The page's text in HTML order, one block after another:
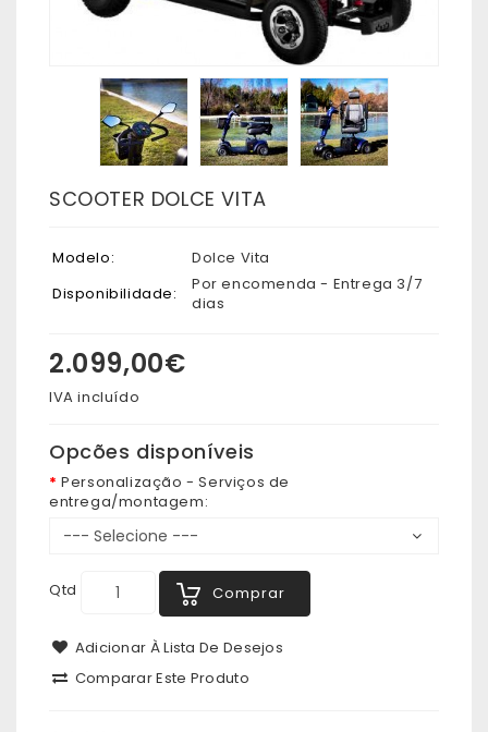
SCOOTER DOLCE VITA
Modelo:
Dolce Vita
Disponibilidade:
Por encomenda - Entrega 3/7
dias
2.099,00€
IVA incluído
Opcões disponíveis
Personalização - Serviços de
entrega/montagem:
Qtd Comprar
Adicionar À Lista De Desejos
Comparar Este Produto